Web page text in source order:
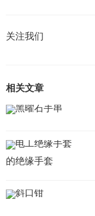
关注我们
相关文章
的绝缘手套